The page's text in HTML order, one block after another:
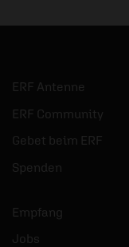
ERF Antenne
ERF Community
Gebet beim ERF
Spenden
Empfang
Jobs